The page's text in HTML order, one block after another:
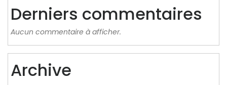
Derniers commentaires
Aucun commentaire à afficher.
Archive